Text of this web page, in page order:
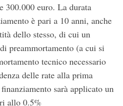
300.000 euro. La durata
è pari a 10 anni, anche
dello stesso, di cui un
preammortamento (a cui si
tecnico necessario
delle rate alla prima
sarà applicato un
allo 0.5%